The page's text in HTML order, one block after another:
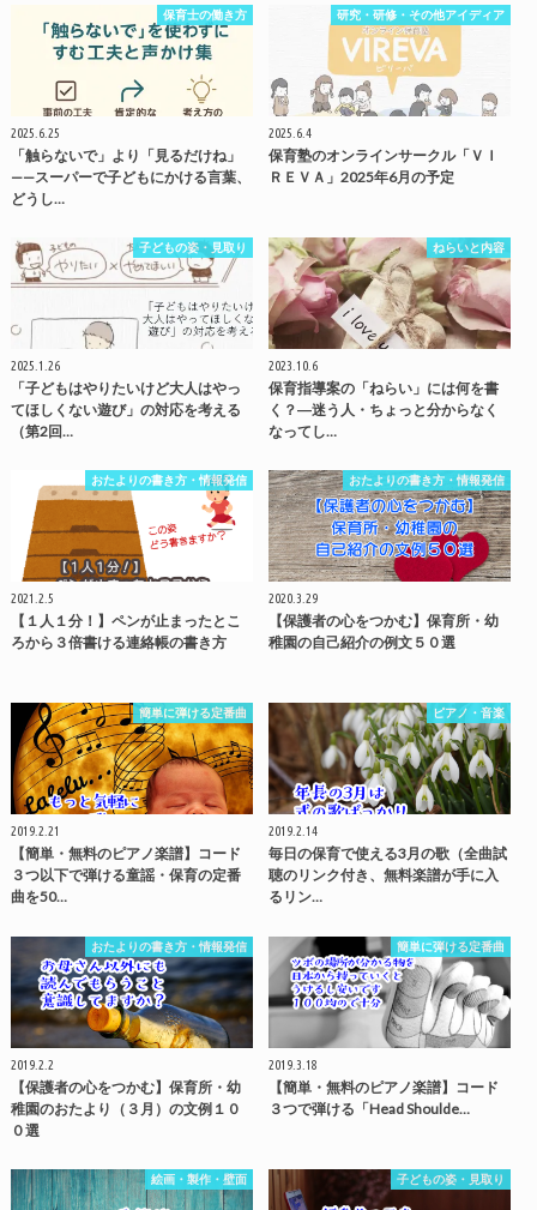
保育士の働き方
2025.6.25
「触らないで」より「見るだけね」
——スーパーで子どもにかける言葉、
どうし…
研究・研修・その他アイディア
2025.6.4
保育塾のオンラインサークル「ＶＩ
ＲＥＶＡ」2025年6月の予定
子どもの姿・見取り
2025.1.26
「子どもはやりたいけど大人はやっ
てほしくない遊び」の対応を考える
（第2回…
ねらいと内容
2023.10.6
保育指導案の「ねらい」には何を書
く？―迷う人・ちょっと分からなく
なってし…
おたよりの書き方・情報発信
2021.2.5
【１人１分！】ペンが止まったとこ
ろから３倍書ける連絡帳の書き方
おたよりの書き方・情報発信
2020.3.29
【保護者の心をつかむ】保育所・幼
稚園の自己紹介の例文５０選
簡単に弾ける定番曲
2019.2.21
【簡単・無料のピアノ楽譜】コード
３つ以下で弾ける童謡・保育の定番
曲を50…
ピアノ・音楽
2019.2.14
毎日の保育で使える3月の歌（全曲試
聴のリンク付き、無料楽譜が手に入
るリン…
おたよりの書き方・情報発信
2019.2.2
【保護者の心をつかむ】保育所・幼
稚園のおたより（３月）の文例１０
０選
簡単に弾ける定番曲
2019.3.18
【簡単・無料のピアノ楽譜】コード
３つで弾ける「Head Shoulde…
絵画・製作・壁面 子どもの姿・見取り